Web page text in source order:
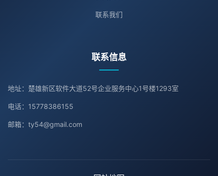
联系我们
联系信息
地址：楚雄新区软件大道52号企业服务中心1号楼1293室
电话：15778386155
邮箱：ty54@gmail.com